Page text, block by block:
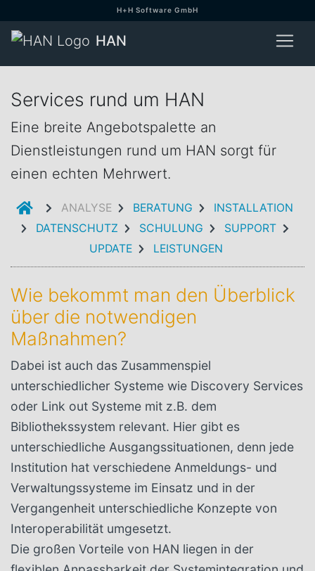
H+H Software GmbH
HAN
Services rund um HAN
Eine breite Angebotspalette an
Dienstleistungen rund um HAN sorgt für
einen echten Mehrwert.
EINFÜHRUNGANALYSE BERATUNG
INSTALLATION
DATENSCHUTZ
SCHULUNG
SUPPORT
UPDATE
LEISTUNGEN
Wie bekommt man den Überblick
über die notwendigen
Maßnahmen?
Dabei ist auch das Zusammenspiel
unterschiedlicher Systeme wie Discovery Services
oder Link out Systeme mit z.B. dem
Bibliothekssystem relevant. Hier gibt es
unterschiedliche Ausgangssituationen, denn jede
Institution hat verschiedene Anmeldungs- und
Verwaltungssysteme im Einsatz und in der
Vergangenheit unterschiedliche Konzepte von
Interoperabilität umgesetzt.
Die großen Vorteile von HAN liegen in der